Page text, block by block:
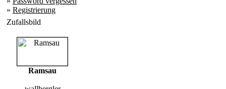
» Registrierung
Zufallsbild
Ramsau